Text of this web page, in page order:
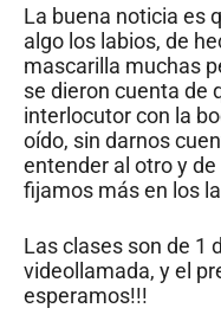
La buena noticia es
algo los labios, de
mascarilla muchas
se dieron cuenta de
interlocutor con la
oído, sin darnos
entender al otro y
fijamos más en los
Las clases son de 1
videollamada, y el
esperamos!!!